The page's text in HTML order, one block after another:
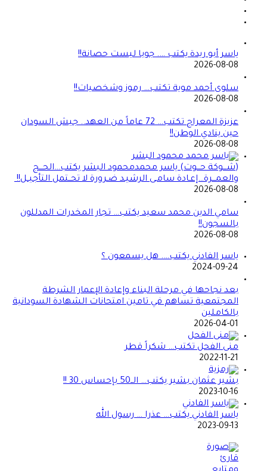
ياسر أبو ريدة يكتب …. جوبا ليست حصانة!!
2026-08-08
سلوى أحمد موية تكتب… رموز وشخصيات!!
2026-08-08
عزيزة المعراج تكتب… 72 عاماً من العهد.. جيش السودان
حين ينادي الوطن!!
2026-08-08
(شـــوكة حـــوت) ياسر محمدمحمود البشر يكتب…الحـــج
والعمـــرة…إعـادة سامـى الرشيـد ضـرورة لا تحــتمل التأجيــل!!
2026-08-08
سامي الدين محمد سعيد يكتب… تجار المخدرات المدللون
بالسجون!!
2026-08-08
ياسر الفادني يكتب…. هل يسمعون ؟
2024-09-24
بعد نجاحها في مرحلة البناء وإعادة الإعمار الشرطة
المجتمعية تساهم في تامين امتحانات الشهادة السودانية
بالكاملين
2026-04-01
منى الفحل تكتب… شكراً قطر
2022-11-21
بشير عثمان بشير يكتب… الــ50 بإحساس 30 !!
2023-10-16
ياسر الفادني يكتب… عذرا … رسول الله
2023-09-13